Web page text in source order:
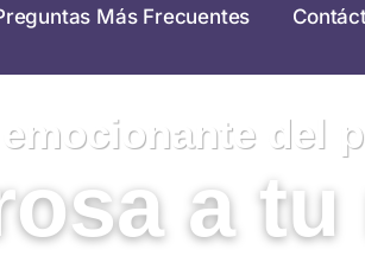
Más Frecuentes
del
a